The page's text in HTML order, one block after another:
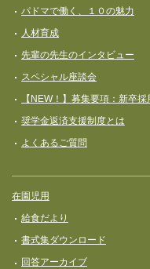
パドマで働く、１０の魅力
人材育成
先輩の先生のインタビュー
スペシャル座談会
【NEW！】募集要項：新卒
奨学⾦返済⽀援制度とは
よくあるご質問
在園児用
給食だより
書式集ダウンロード
回答アーカイブ